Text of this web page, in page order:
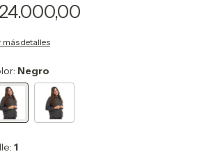
más detalles
Negro
1